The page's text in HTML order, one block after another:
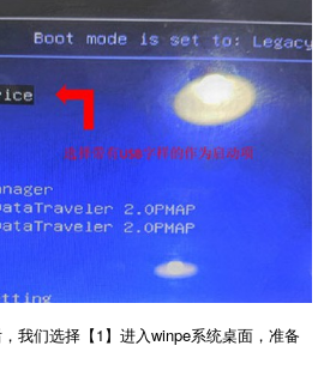
我们选择【1】进入winpe系统桌面，准备